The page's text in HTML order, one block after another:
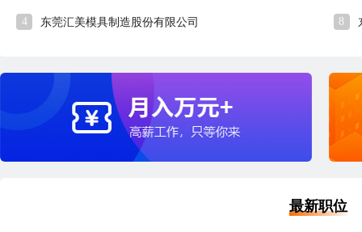
4 东莞汇美模具制造股份有限公司 8
最新职位